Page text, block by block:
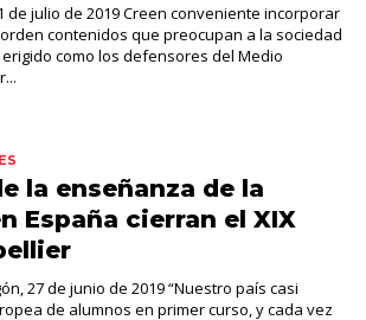
de julio de 2019 Creen conveniente incorporar
contenidos que preocupan a la sociedad
como los defensores del Medio
la enseñanza de la
España cierran el XIX
27 de junio de 2019 “Nuestro país casi
de alumnos en primer curso, y cada vez